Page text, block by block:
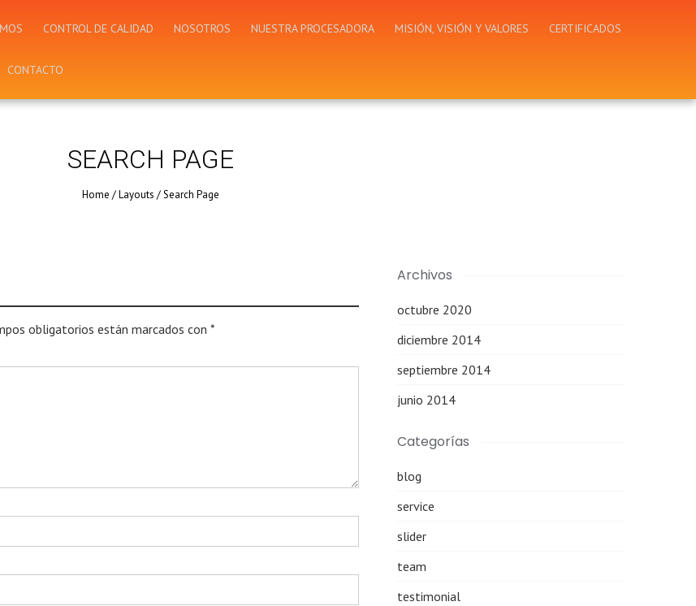
CONTROL DE CALIDAD NOSOTROS NUESTRA PROCESADORA MISIÓN, VISIÓN Y VALORES CERTIFICADOS
CONTACTO
SEARCH PAGE
Home /Layouts /Search Page
obligatorios están marcados con *
Archivos
octubre 2020
diciembre 2014
septiembre 2014
junio 2014
Categorías
blog
service
slider
team
testimonial